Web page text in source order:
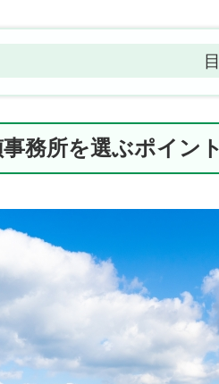
務所を選ぶポイン